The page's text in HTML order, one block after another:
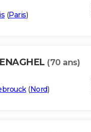
(Paris)
(70 ans)
(Nord)